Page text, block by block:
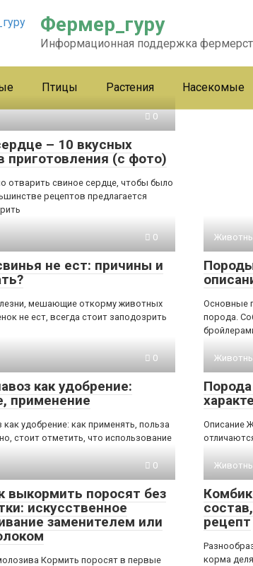
Фермер_гуру
Информационная поддержка
Птицы Растения Насекомые
0
– 10 вкусных
приготовления (с фото)
отварить свиное сердце, чтобы было
рецептов предлагается
0
не ест: причины и
мешающие откорму животных
не ест, всегда стоит заподозрить
Основные
порода.
0
как удобрение:
применение
удобрение: как применять, польза
стоит отметить, что использование
Описание
0
выкормить поросят без
искусственное
заменителем или
Кормить поросят в первые
рецепт
корма